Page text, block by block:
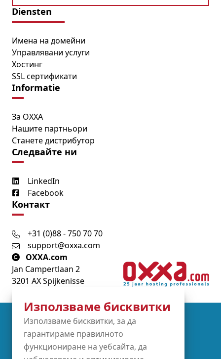
Използваме бисквитки
Използваме бисквитки, за да
гарантираме правилното
функциониране на уебсайта, да
Diensten
Имена на домейни
Управлявани услуги
Хостинг
SSL сертификати
Informatie
За OXXA
Нашите партньори
Станете дистрибутор
Следвайте ни
LinkedIn
Facebook
Контакт
+31 (0)88 - 750 70 70
support@oxxa.com
OXXA.com
Jan Campertlaan 2
3201 AX Spijkenisse
Partners